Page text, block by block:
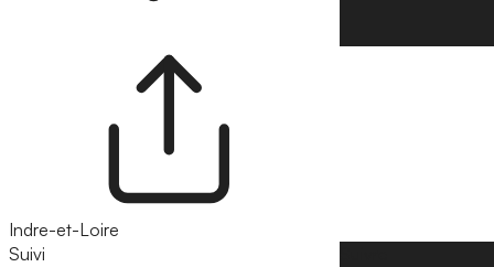
Indre-et-Loire
Suivi